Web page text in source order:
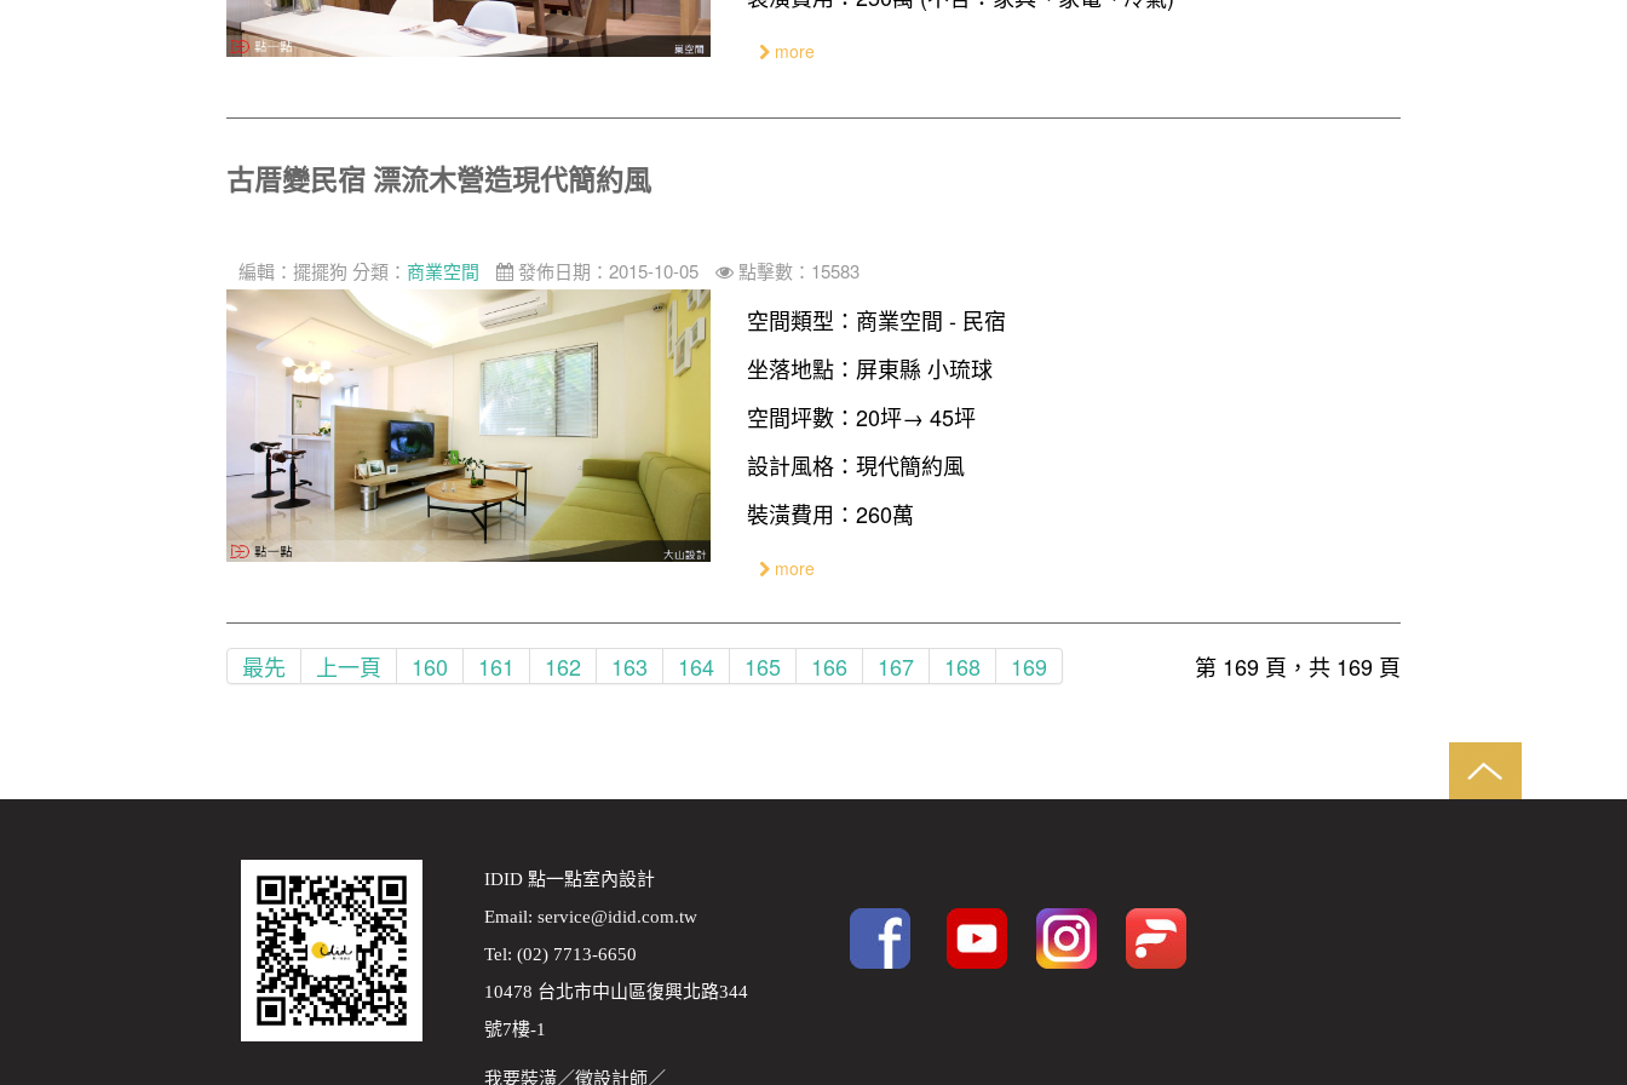
more
古厝變民宿 漂流木營造現代簡約風
編輯： 擺擺狗 分類： 商業空間 發佈日期：2015-10-05 點擊數：15583
空間類型：商業空間 - 民宿
坐落地點：屏東縣 小琉球
空間坪數：20坪→ 45坪
設計風格：現代簡約風
裝潢費用：260萬
more
第 169 頁，共 169 頁
最先 上一頁 160 161 162 163 164 165 166 167 168 169
IDID 點一點室內設計
Email: service@idid.com.tw
Tel: (02) 7713-6650
10478 台北市中山區復興北路344
號7樓-1
我要裝潢／徵設計師／